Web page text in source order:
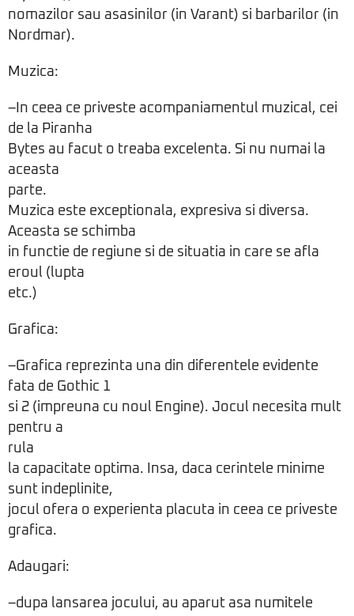
nomazilor sau asasinilor (in Varant) si barbarilor (in
Nordmar).
Muzica:
–In ceea ce priveste acompaniamentul muzical, cei
de la Piranha
Bytes au facut o treaba excelenta. Si nu numai la
aceasta
parte.
Muzica este exceptionala, expresiva si diversa.
Aceasta se schimba
in functie de regiune si de situatia in care se afla
eroul (lupta
etc.)
Grafica:
–Grafica reprezinta una din diferentele evidente
fata de Gothic 1
si 2 (impreuna cu noul Engine). Jocul necesita mult
pentru a
rula
la capacitate optima. Insa, daca cerintele minime
sunt indeplinite,
jocul ofera o experienta placuta in ceea ce priveste
grafica.
Adaugari:
–dupa lansarea jocului, au aparut asa numitele